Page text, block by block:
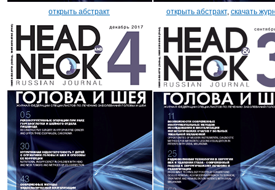
открыть абстракт открыть абстракт, скачать